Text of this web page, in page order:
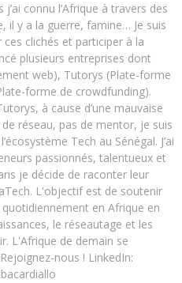
connu l’Afrique à travers des
il y a la guerre, famine… Je suis
clichés et participer à la
plusieurs entreprises dont
web), Tutorys (Plate-forme
forme de crowdfunding).
à cause d’une mauvaise
réseau, pas de mentor, je suis
Tech au Sénégal. J’ai
passionnés, talentueux et
je décide de raconter leur
L'objectif est de soutenir
en Afrique en
le réseautage et les
L'Afrique de demain se
nous ! LinkedIn: